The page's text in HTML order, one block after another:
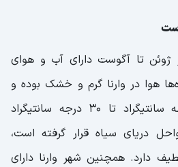
ژوئن تا آگوست دارای آب و هوای
هوا در وارنا گرم و خشک بوده و
میانگین دما از 25 درجه سانتیگراد تا 30 درجه سانتیگراد
دریای سیاه قرار گرفته است،
دارد. همچنین شهر وارنا دارای